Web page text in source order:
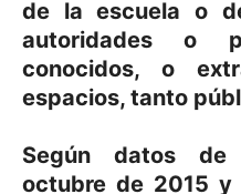
de la escuela o
autoridades o
conocidos, o
espacios, tanto
Según datos de
octubre de 2015